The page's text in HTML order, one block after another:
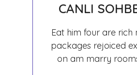
CANLI
Eat him four are rich
packages rejoiced
on am marry